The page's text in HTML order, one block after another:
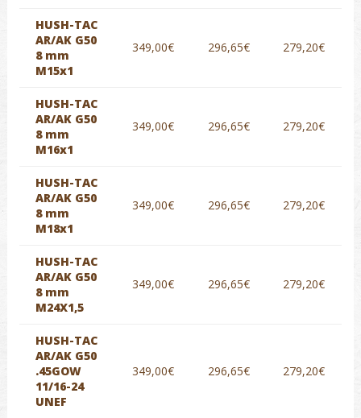
HUSH-TAC
AR/AK G50
8 mm
M15x1
349,00€ 296,65€ 279,20€
HUSH-TAC
AR/AK G50
8 mm
M16x1
349,00€ 296,65€ 279,20€
HUSH-TAC
AR/AK G50
8 mm
M18x1
349,00€ 296,65€ 279,20€
HUSH-TAC
AR/AK G50
8 mm
M24X1,5
349,00€ 296,65€ 279,20€
HUSH-TAC
AR/AK G50
.45GOW
11/16-24
UNEF
349,00€ 296,65€ 279,20€